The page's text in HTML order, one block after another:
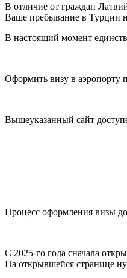
В отличие от граждан
Ваше пребывание в Турции
В настоящий момент
Оформить визу в аэропорту
Вышеуказанный сайт
Процесс оформления визы
С 2025-го года сначала
На открывшейся странице